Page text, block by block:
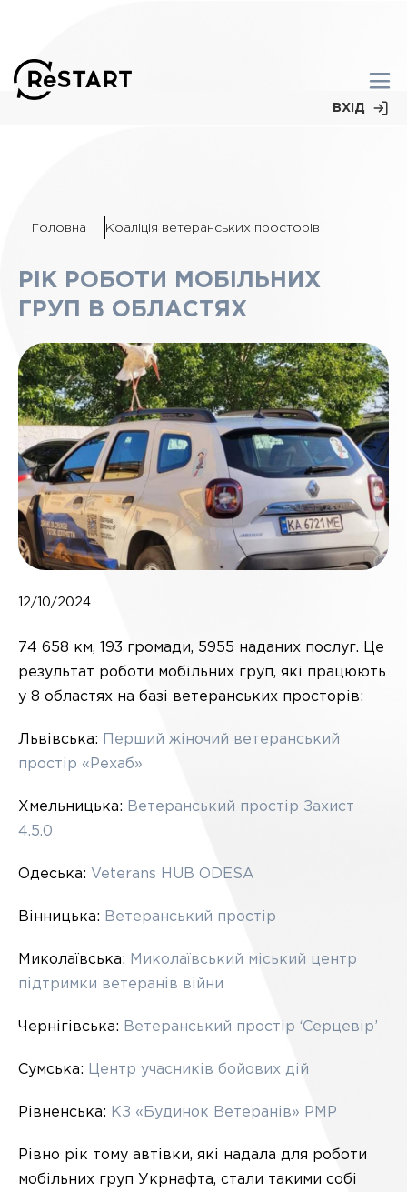
ВХІД
Головна Коаліція ветеранських просторів
РІК РОБОТИ МОБІЛЬНИХ
ГРУП В ОБЛАСТЯХ
12/10/2024
74 658 км, 193 громади, 5955 наданих послуг. Це
результат роботи мобільних груп, які працюють
у 8 областях на базі ветеранських просторів:
Львівська:
Перший жіночий ветеранський
простір «Рехаб»
Хмельницька: Ветеранський простір Захист
4.5.0
Одеська: Veterans HUB ODESA
Вінницька: Ветеранський простір
Миколаївська: Миколаївський міський центр
підтримки ветеранів війни
Чернігівська: Ветеранський простір ‘Серцевір’
Сумська: Центр учасників бойових дій
Рівненська: КЗ «Будинок Ветеранів» РМР
Рівно рік тому автівки, які надала для роботи
мобільних груп Укрнафта, стали такими собі